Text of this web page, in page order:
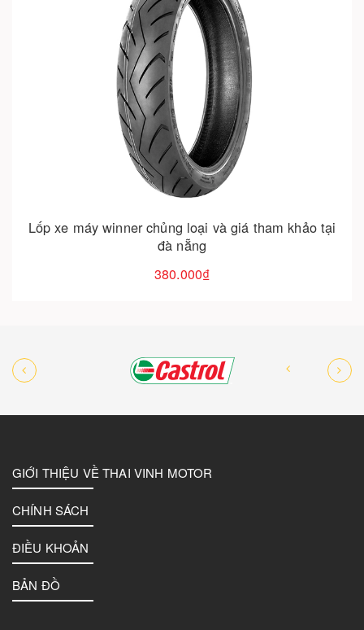
Lốp xe máy winner chủng loại và giá tham khảo tại
đà nẵng
380.000₫
Hết hàng
GIỚI THIỆU VỀ THAI VINH MOTOR
CHÍNH SÁCH
ĐIỀU KHOẢN
BẢN ĐỒ